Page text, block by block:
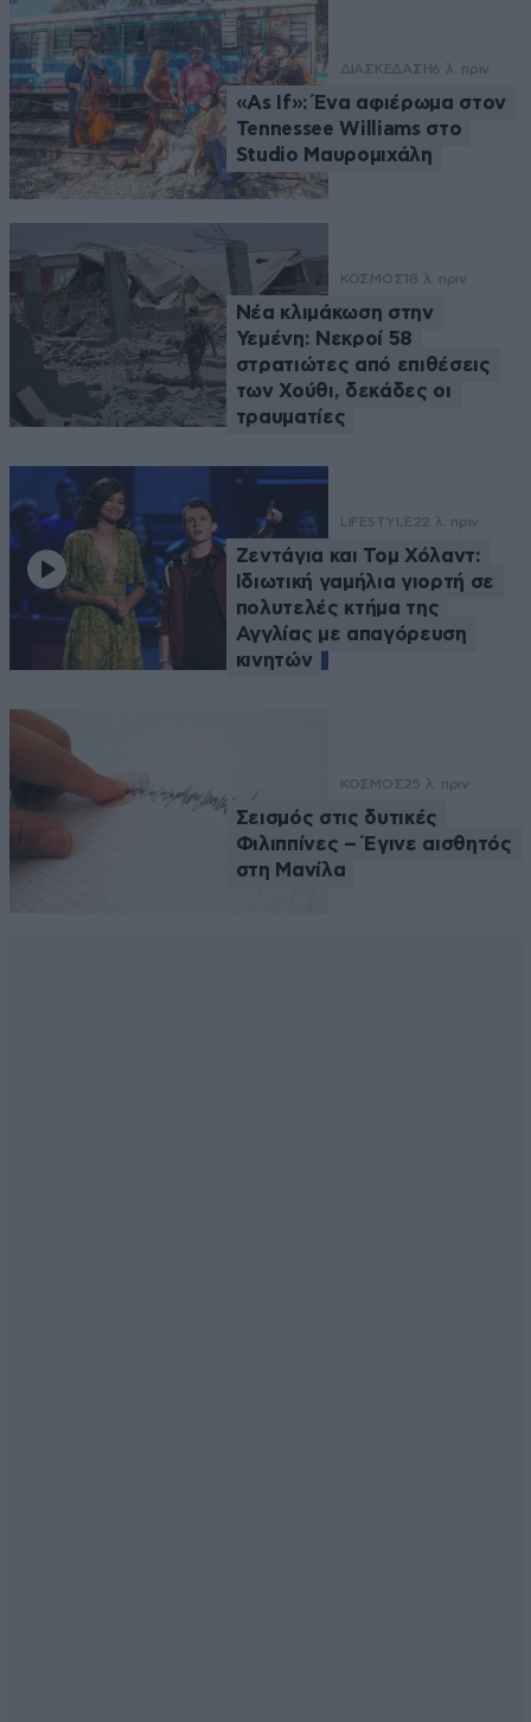
ΔΙΑΣΚΕΔΑΣΗ6 λ. πριν
«As If»: Ένα αφιέρωμα στον
Tennessee Williams στο
Studio Μαυρομιχάλη
ΚΟΣΜΟΣ 18 λ. πριν
Νέα κλιμάκωση στην
Υεμένη: Νεκροί 58
στρατιώτες από επιθέσεις
των Χούθι, δεκάδες οι
τραυματίες
LIFESTYLE 22 λ. πριν
Ζεντάγια και Τομ Χόλαντ:
Ιδιωτική γαμήλια γιορτή σε
πολυτελές κτήμα της
Αγγλίας με απαγόρευση
κινητών
ΚΟΣΜΟΣ25 λ. πριν
Σεισμός στις δυτικές
Φιλιππίνες – Έγινε αισθητός
στη Μανίλα